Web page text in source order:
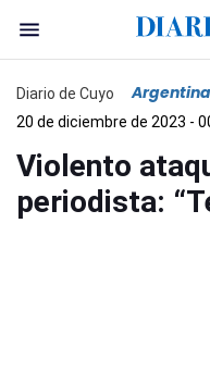
Diario de Cuyo Argentina
20 de diciembre de 2023 -
Violento
periodista: